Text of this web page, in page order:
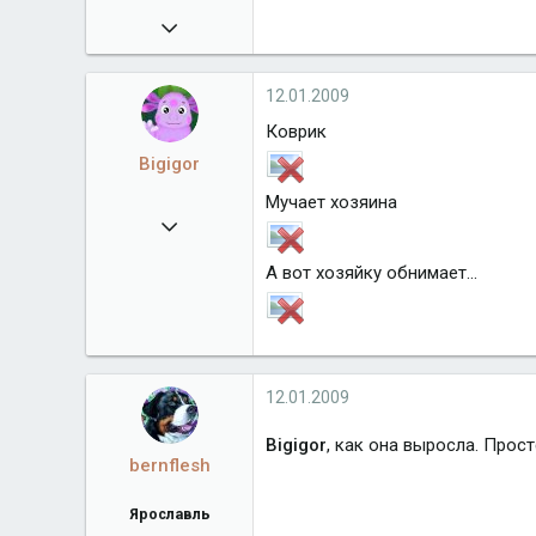
30.12.2008
102
Bigigor
30.12.2008
12.01.2009
Коврик
Мучает хозяина
А вот хозяйку обнимает...
bernflesh
Ярославль
12.01.2009
Bigigor, как она выросла.